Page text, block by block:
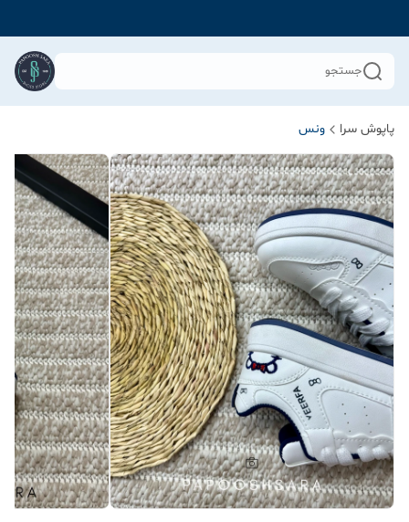
جستجو
پاپوش سرا ونس